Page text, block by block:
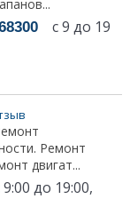
с 9 до 19
Ремонт
двигат...
до 19:00,